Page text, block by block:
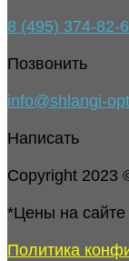
8 (495) 374-82-
Позвонить
info@shlangi-
Написать
Copyright 2023
*Цены на
Политика